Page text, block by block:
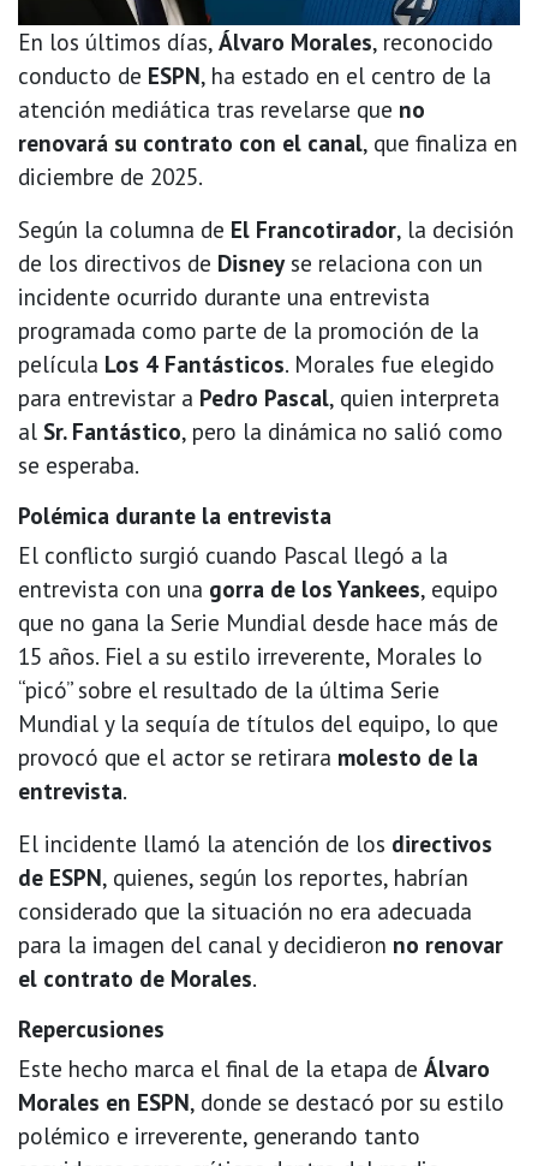
En los últimos días, Álvaro Morales, reconocido
conducto de ESPN, ha estado en el centro de la
atención mediática tras revelarse que no
renovará su contrato con el canal, que finaliza en
diciembre de 2025.
Según la columna de El Francotirador, la decisión
de los directivos de Disneyse relaciona con un
incidente ocurrido durante una entrevista
programada como parte de la promoción de la
película Los 4 Fantásticos. Morales fue elegido
para entrevistar a Pedro Pascal, quien interpreta
al Sr. Fantástico, pero la dinámica no salió como
se esperaba.
Polémica durante la entrevista
El conflicto surgió cuando Pascal llegó a la
entrevista con una gorra de los Yankees, equipo
que no gana la Serie Mundial desde hace más de
15 años. Fiel a su estilo irreverente, Morales lo
“picó” sobre el resultado de la última Serie
Mundial y la sequía de títulos del equipo, lo que
provocó que el actor se retirara molesto de la
entrevista.
El incidente llamó la atención de los directivos
de ESPN, quienes, según los reportes, habrían
considerado que la situación no era adecuada
para la imagen del canal y decidieron no renovar
el contrato de Morales.
Repercusiones
Este hecho marca el final de la etapa de Álvaro
Morales en ESPN, donde se destacó por su estilo
polémico e irreverente, generando tanto